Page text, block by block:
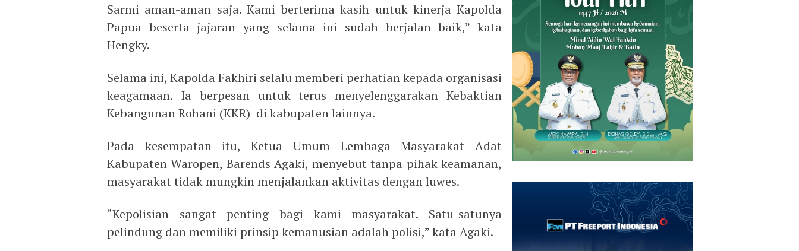
Sarmi aman-aman saja. Kami berterima kasih untuk kinerja Kapolda
Papua beserta jajaran yang selama ini sudah berjalan baik,” kata
Hengky.
Selama ini, Kapolda Fakhiri selalu memberi perhatian kepada organisasi
keagamaan. Ia berpesan untuk terus menyelenggarakan Kebaktian
Kebangunan Rohani (KKR) di kabupaten lainnya.
Pada kesempatan itu, Ketua Umum Lembaga Masyarakat Adat
Kabupaten Waropen, Barends Agaki, menyebut tanpa pihak keamanan,
masyarakat tidak mungkin menjalankan aktivitas dengan luwes.
“Kepolisian sangat penting bagi kami masyarakat. Satu-satunya
pelindung dan memiliki prinsip kemanusian adalah polisi,” kata Agaki.